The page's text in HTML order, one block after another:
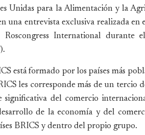
Unidas para la Alimentación y la
una entrevista exclusiva realizada en
International durante
está formado por los países más
les corresponde más de un
del comercio
de la economía y del
BRICS y dentro del propio grupo.